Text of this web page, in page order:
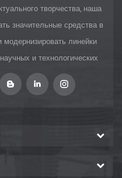
творчества, наша
значительные средства в
модернизировать линейки
и технологических
клиентам